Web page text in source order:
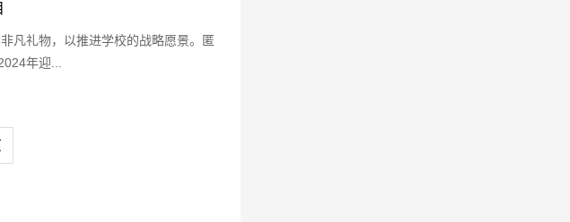
凡礼物，以推进学校的战略愿景。匿
年迎...